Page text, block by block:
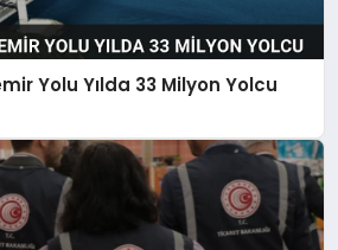
Yolu Yılda 33 Milyon Yolcu